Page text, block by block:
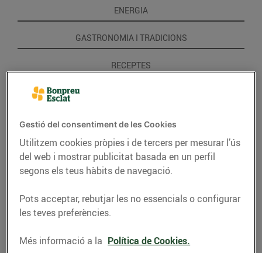
ENERGIA
GASTRONOMIA I TRADICIONS
RECEPTES
RECEPTES
Gestió del consentiment de les Cookies
Utilitzem cookies pròpies i de tercers per mesurar l’ús
del web i mostrar publicitat basada en un perfil
segons els teus hàbits de navegació.
Pots acceptar, rebutjar les no essencials o configurar
les teves preferències.
Més informació a la Política de Cookies.